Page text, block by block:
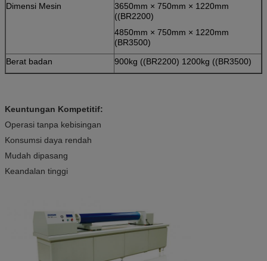
Dimensi Mesin
3650mm × 750mm × 1220mm
((BR2200)
4850mm × 750mm × 1220mm
(BR3500)
Berat badan
900kg ((BR2200) 1200kg ((BR3500)
Keuntungan Kompetitif:
Operasi tanpa kebisingan
Konsumsi daya rendah
Mudah dipasang
Keandalan tinggi